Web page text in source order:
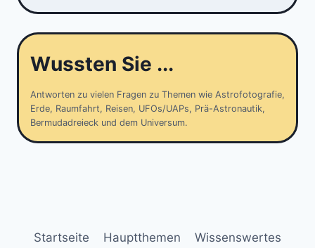
Wussten Sie ...
Antworten zu vielen Fragen zu Themen wie Astrofotografie,
Erde, Raumfahrt, Reisen, UFOs/UAPs, Prä-Astronautik,
Bermudadreieck und dem Universum.
Startseite Hauptthemen Wissenswertes